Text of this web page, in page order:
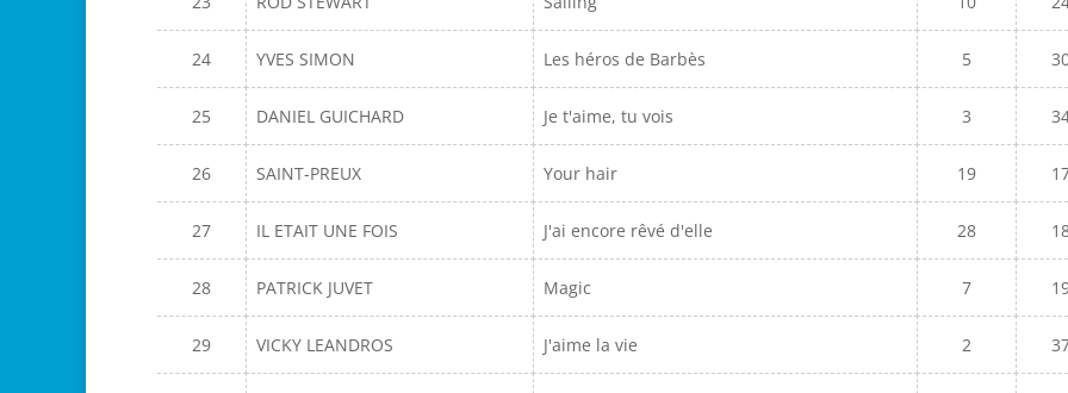
24 YVES SIMON Les héros de Barbès 5
25 DANIEL GUICHARD Je t'aime, tu vois 3
26 SAINT-PREUX Your hair 19
27 IL ETAIT UNE FOIS J'ai encore rêvé d'elle 28
28 PATRICK JUVET Magic 7
29 VICKY LEANDROS J'aime la vie 2